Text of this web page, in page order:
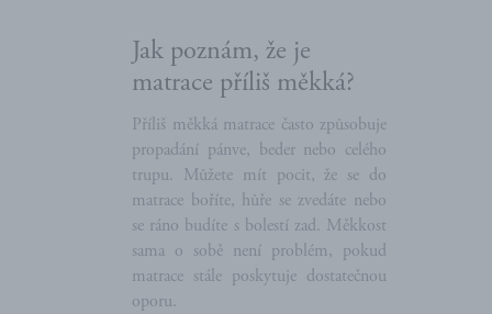
Jak poznám, že je
matrace příliš měkká?
Příliš měkká matrace často způsobuje
propadání pánve, beder nebo celého
trupu. Můžete mít pocit, že se do
matrace boříte, hůře se zvedáte nebo
se ráno budíte s bolestí zad. Měkkost
sama o sobě není problém, pokud
matrace stále poskytuje dostatečnou
oporu.